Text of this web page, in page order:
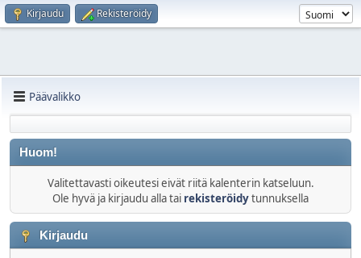
Kirjaudu Rekisteröidy
Päävalikko
Huom!
Valitettavasti oikeutesi eivät riitä kalenterin katseluun.
Ole hyvä ja kirjaudu alla tai rekisteröidytunnuksella
Kirjaudu